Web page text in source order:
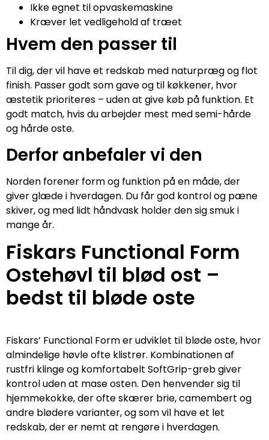
Ikke egnet til opvaskemaskine
Kræver let vedligehold af træet
Hvem den passer til
Til dig, der vil have et redskab med naturpræg og flot
finish. Passer godt som gave og til køkkener, hvor
æstetik prioriteres – uden at give køb på funktion. Et
godt match, hvis du arbejder mest med semi-hårde
og hårde oste.
Derfor anbefaler vi den
Norden forener form og funktion på en måde, der
giver glæde i hverdagen. Du får god kontrol og pæne
skiver, og med lidt håndvask holder den sig smuk i
mange år.
Fiskars Functional Form
Ostehøvl til blød ost –
bedst til bløde oste
Fiskars’ Functional Form er udviklet til bløde oste, hvor
almindelige høvle ofte klistrer. Kombinationen af
rustfri klinge og komfortabelt SoftGrip-greb giver
kontrol uden at mase osten. Den henvender sig til
hjemmekokke, der ofte skærer brie, camembert og
andre blødere varianter, og som vil have et let
redskab, der er nemt at rengøre i hverdagen.